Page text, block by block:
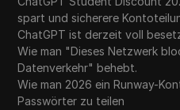
spart und sicherere
ChatGPT ist derzeit voll
Wie man "Dieses Netzwerk
Datenverkehr" behebt.
Wie man 2026 ein Runway-
Passwörter zu teilen